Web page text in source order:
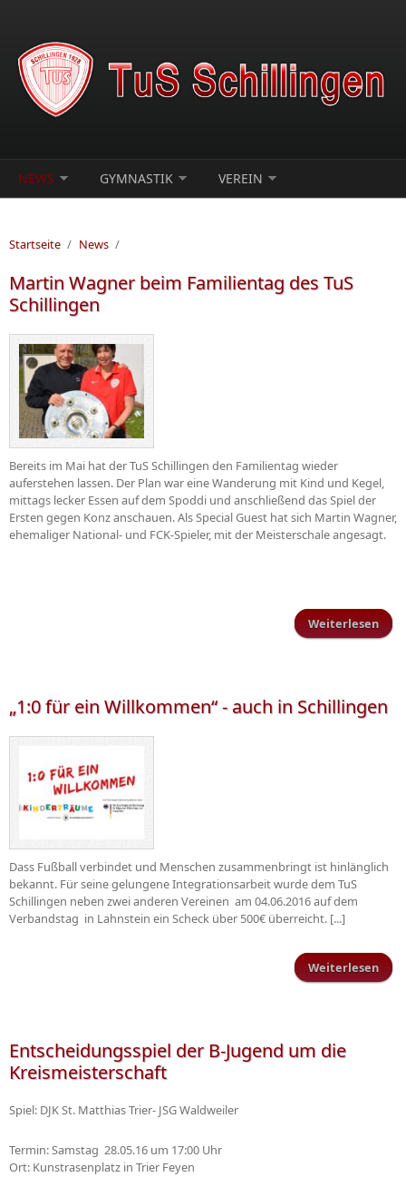
NEWS GYMNASTIK VEREIN
Startseite / News /
Martin Wagner beim Familientag des TuS
Schillingen
Bereits im Mai hat der TuS Schillingen den Familientag wieder
auferstehen lassen. Der Plan war eine Wanderung mit Kind und Kegel,
mittags lecker Essen auf dem Spoddi und anschließend das Spiel der
Ersten gegen Konz anschauen. Als Special Guest hat sich Martin Wagner,
ehemaliger National- und FCK-Spieler, mit der Meisterschale angesagt.
Weiterlesen
„1:0 für ein Willkommen“ - auch in Schillingen
Dass Fußball verbindet und Menschen zusammenbringt ist hinlänglich
bekannt. Für seine gelungene Integrationsarbeit wurde dem TuS
Schillingen neben zwei anderen Vereinen am 04.06.2016 auf dem
Verbandstag in Lahnstein ein Scheck über 500€ überreicht. [...]
Weiterlesen
Entscheidungsspiel der B-Jugend um die
Kreismeisterschaft
Spiel: DJK St. Matthias Trier- JSG Waldweiler
Termin: Samstag 28.05.16 um 17:00 Uhr
Ort: Kunstrasenplatz in Trier Feyen